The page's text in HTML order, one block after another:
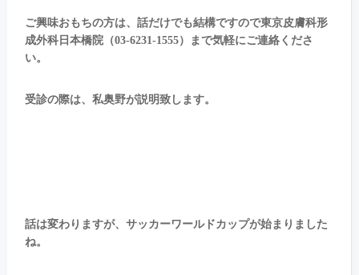
ご興味おもちの方は、話だけでも結構ですので東京皮膚科形
成外科日本橋院（03-6231-1555）まで気軽にご連絡くださ
い。
受診の際は、私奥野が説明致します。
話は変わりますが、サッカーワールドカップが始まりました
ね。